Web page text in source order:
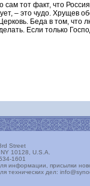
тот факт, что
– это чудо. Хрущев
Беда в том, что
Если только
Street
10128, U.S.A.
1601
информации, присылки
технических дел: